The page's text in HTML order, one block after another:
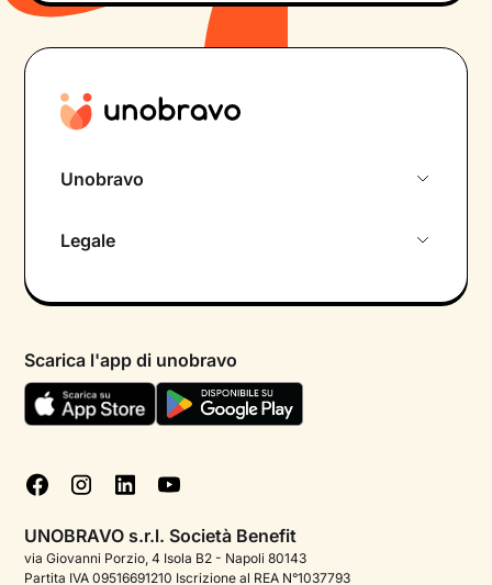
Unobravo
Psicologo in chat
Aiuto urgente
FAQ
Podcast di psicologia
Legale
Termini e condizioni
Informativa Privacy
Cookie policy
Gestisci cookie
Scarica l'app di unobravo
UNOBRAVO s.r.l. Società Benefit
via Giovanni Porzio, 4 Isola B2 - Napoli 80143
Partita IVA 09516691210 Iscrizione al REA N°1037793